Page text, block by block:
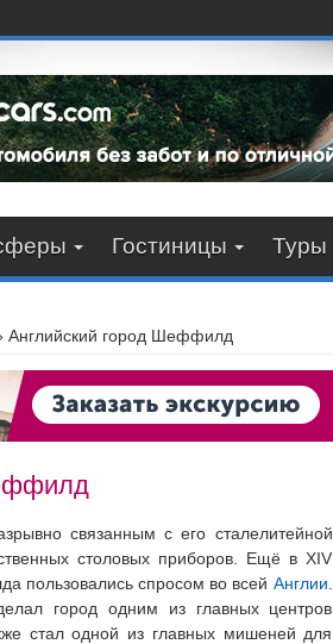
Гостиницы Туры
Английский город Шеффилд
связанным с его сталелитейной
столовых приборов. Ещё в XIV
пользовались спросом во всей Англии
город одним из главных центров
стал одной из главных мишеней для